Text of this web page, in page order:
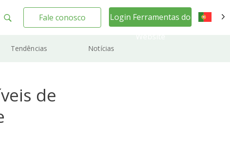
Fale conosco
Login Ferramentas do
Tendências Notícias
de